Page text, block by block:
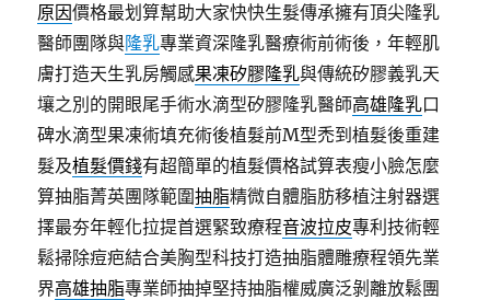
原因價格最划算幫助大家快快生髮傳承擁有頂尖隆乳
醫師團隊與隆乳專業資深隆乳醫療術前術後，年輕肌
膚打造天生乳房觸感果凍矽膠隆乳與傳統矽膠義乳天
壤之別的開眼尾手術水滴型矽膠隆乳醫師高雄隆乳口
碑水滴型果凍術填充術後植髮前M型禿到植髮後重建
髮及植髮價錢有超簡單的植髮價格試算表瘦小臉怎麼
算抽脂菁英團隊範圍抽脂精微自體脂肪移植注射器選
擇最夯年輕化拉提首選緊致療程音波拉皮專利技術輕
鬆掃除痘疤結合美胸型科技打造抽脂體雕療程領先業
界高雄抽脂專業師抽掉堅持抽脂權威廣泛剝離放鬆團